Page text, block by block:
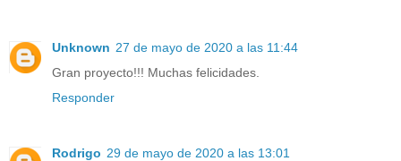
Unknown 27 de mayo de 2020 a las 11:44
Gran proyecto!!! Muchas felicidades.
Responder
Rodrigo 29 de mayo de 2020 a las 13:01